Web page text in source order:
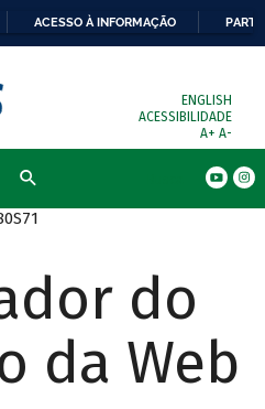
ACESSO À INFORMAÇÃO
ENGLISH
ACESSIBILIDADE
A+ A-
do
da Web